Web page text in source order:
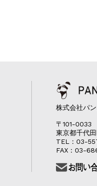
株式会社パ
〒101-0033
東京都千代
TEL：03-
FAX：03-